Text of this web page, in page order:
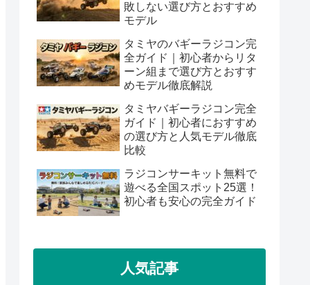
敗しない選び方とおすすめ
モデル
タミヤのバギーラジコン完
全ガイド｜初心者からリタ
ーン組まで選び方とおすす
めモデル徹底解説
タミヤバギーラジコン完全
ガイド｜初心者におすすめ
の選び方と人気モデル徹底
比較
ラジコンサーキット無料で
遊べる全国スポット25選！
初心者も安心の完全ガイド
人気記事